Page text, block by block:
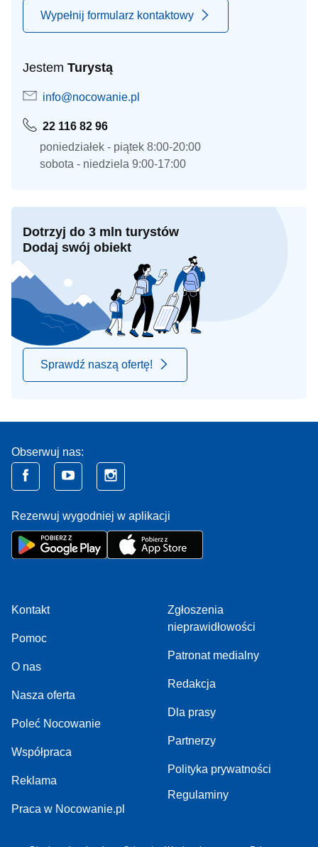
Wypełnij formularz kontaktowy
Jestem Turystą
info@nocowanie.pl
22 116 82 96
poniedziałek - piątek 8:00-20:00
sobota - niedziela 9:00-17:00
Dotrzyj do 3 mln turystów
Dodaj swój obiekt
Sprawdź naszą ofertę!
Obserwuj nas:
Rezerwuj wygodniej w aplikacji
Kontakt
Pomoc
O nas
Nasza oferta
Poleć Nocowanie
Współpraca
Reklama
Praca w Nocowanie.pl
Zgłoszenia
nieprawidłowości
Patronat medialny
Redakcja
Dla prasy
Partnerzy
Polityka prywatności
Regulaminy